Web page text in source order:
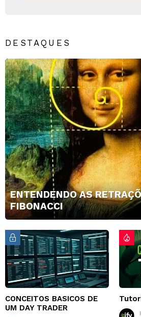
DESTAQUES
ENTENDENDO AS
FIBONACCI
CONCEITOS BASICOS DE
UM DAY TRADER